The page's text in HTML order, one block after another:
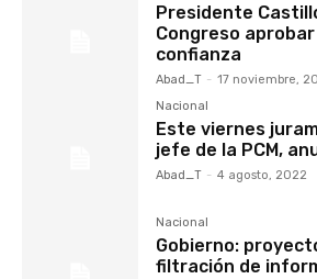
Presidente
Congreso
confianza
Abad_T - 17 noviembre,
Nacional
Este viernes
jefe de la PCM,
Abad_T - 4 agosto, 2022
Nacional
Gobierno:
filtración de